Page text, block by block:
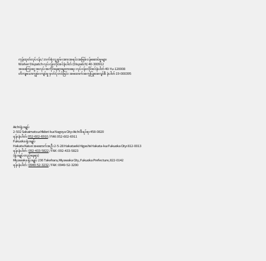
ကုန်ထုတ်လုပ်ငန်း/ ဘက်စုံလူ့စွမ်းအားအရင်းအမြစ်ဝန်ဆောင်မှုများ
Worker Dispatch လုပ်ငန်းလိုင်စင်နံပါတ် (Dispatch) 40-300912
အခကြေးငွေ အလုပ်အကိုင်နေရာချထားရေး လုပ်ငန်းလိုင်စင်နံပါတ် 40-Yu-120008
တိကျသောကျွမ်းကျင်မှု မှတ်ပုံတင်ခြင်း အထောက်အကူပြုအေဂျင်စီ နံပါတ် 19-000395
Aichi ရုံးချုပ်
2-502 Sakaimatsu၊ Midori-ku၊ Nagoya City၊ Aichi စီရင်စု၊ 458-0820
ဖုန်းနံပါတ်:052-602-6910/ FAX: 052-602-6911
Fukuoka ရုံးချုပ်
Hakata Kaisei အဆောက်အဦ၊ 2-5-28 Hakataeki Higashi၊ Hakata-ku၊ Fukuoka City၊ 812-0013
ဖုန်းနံပါတ် :092-433-5822/ FAX : 092-433-5823
(ရုံးချုပ်တည်နေရာ)
Miyawaka ရုံးချုပ် 236 Takehara, Miyawaka City, Fukuoka Prefecture, 822-0142
ဖုန်းနံပါတ် :0949-52-3232/ FAX : 0949-52-3290